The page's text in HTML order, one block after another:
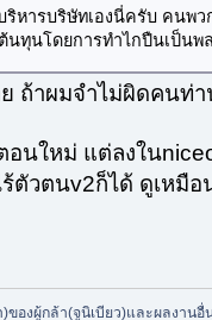
หารบริษัทเองนี่ครับ คนพว
ทุนโดยการทำไกปืนเป็นพ
ถ้าผมจำไม่ผิดคนท่
นใหม่ แต่ลงใน
ตัวตนv2ก็ได้ ดูเหมื
องผู้กล้า(จูนิเบียว)และผลงานอื่